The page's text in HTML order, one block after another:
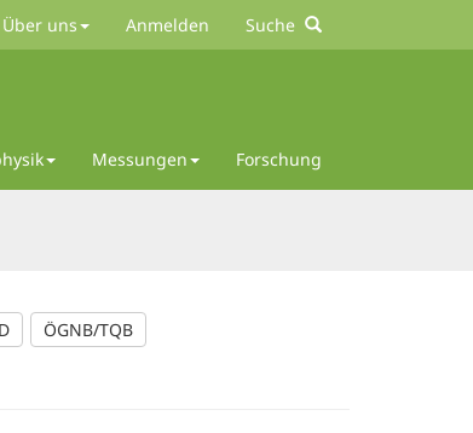
Über uns Anmelden Suche
Messungen Forschung
ÖGNB/TQB